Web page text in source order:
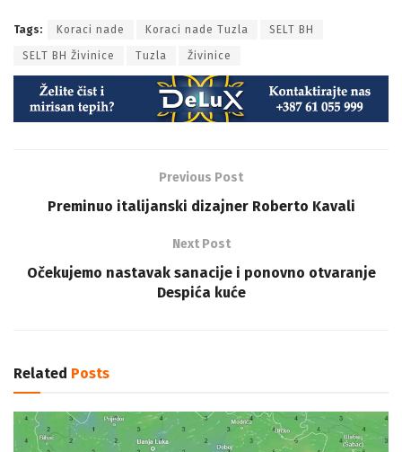
Tags: Koraci nade Koraci nade Tuzla SELT BH
SELT BH Živinice Tuzla Živinice
Previous Post
Preminuo italijanski dizajner Roberto Kavali
Next Post
Očekujemo nastavak sanacije i ponovno otvaranje
Despića kuće
Related Posts